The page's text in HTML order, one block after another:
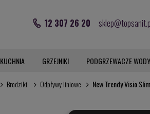
12 307 26 20
KUCHNIA GRZEJNIKI PODGRZEWACZE WODY
Brodziki Odpływy liniowe New Trendy Visio